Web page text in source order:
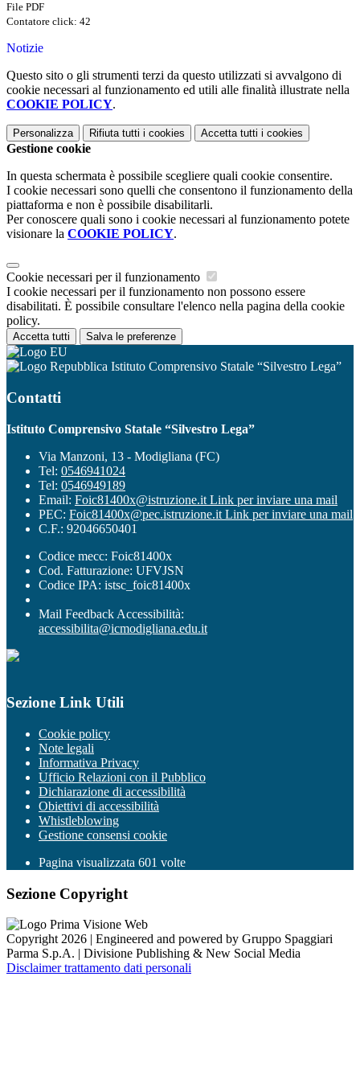
File PDF
Contatore click: 42
Notizie
Questo sito o gli strumenti terzi da questo utilizzati si avvalgono di
cookie necessari al funzionamento ed utili alle finalità illustrate nella
COOKIE POLICY.
Personalizza Rifiuta tutti i cookies Accetta tutti i cookies
Gestione cookie
In questa schermata è possibile scegliere quali cookie consentire.
I cookie necessari sono quelli che consentono il funzionamento della
piattaforma e non è possibile disabilitarli.
Per conoscere quali sono i cookie necessari al funzionamento potete
visionare la COOKIE POLICY.
Cookie necessari per il funzionamento
I cookie necessari per il funzionamento non possono essere
disabilitati. È possibile consultare l'elenco nella pagina della cookie
policy.
Accetta tutti Salva le preferenze
Istituto Comprensivo Statale “Silvestro Lega”
Contatti
Istituto Comprensivo Statale “Silvestro Lega”
Via Manzoni, 13 - Modigliana (FC)
Tel: 0546941024
Tel: 0546949189
Email: Foic81400x@istruzione.it Link per inviare una mail
PEC: Foic81400x@pec.istruzione.it Link per inviare una mail
C.F.: 92046650401
Codice mecc: Foic81400x
Cod. Fatturazione: UFVJSN
Codice IPA: istsc_foic81400x
Mail Feedback Accessibilità:
accessibilita@icmodigliana.edu.it
Sezione Link Utili
Cookie policy
Note legali
Informativa Privacy
Ufficio Relazioni con il Pubblico
Dichiarazione di accessibilità
Obiettivi di accessibilità
Whistleblowing
Gestione consensi cookie
Pagina visualizzata 601 volte
Sezione Copyright
Copyright 2026 | Engineered and powered by Gruppo Spaggiari
Parma S.p.A. | Divisione Publishing & New Social Media
Disclaimer trattamento dati personali